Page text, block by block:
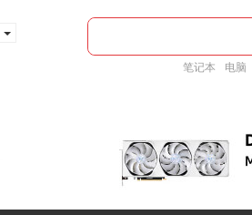
笔记本 电脑